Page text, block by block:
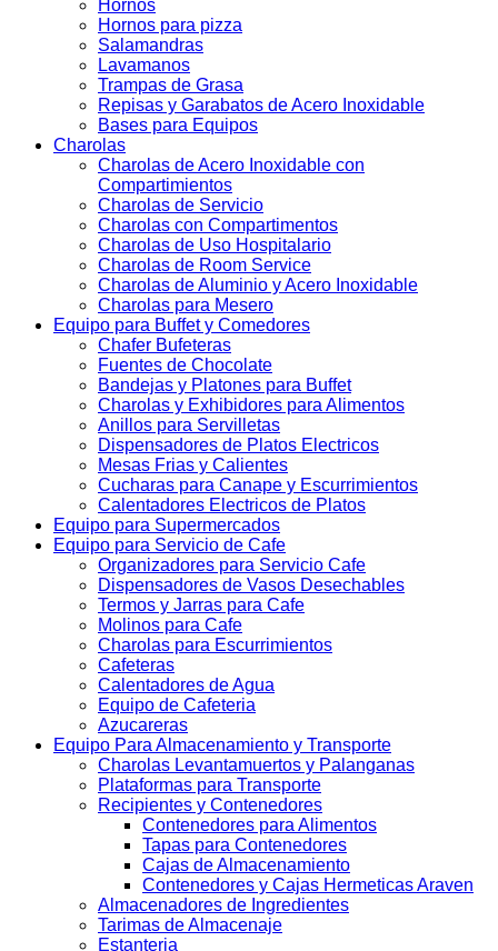
Hornos
Hornos para pizza
Salamandras
Lavamanos
Trampas de Grasa
Repisas y Garabatos de Acero Inoxidable
Bases para Equipos
Charolas
Charolas de Acero Inoxidable con
Compartimientos
Charolas de Servicio
Charolas con Compartimentos
Charolas de Uso Hospitalario
Charolas de Room Service
Charolas de Aluminio y Acero Inoxidable
Charolas para Mesero
Equipo para Buffet y Comedores
Chafer Bufeteras
Fuentes de Chocolate
Bandejas y Platones para Buffet
Charolas y Exhibidores para Alimentos
Anillos para Servilletas
Dispensadores de Platos Electricos
Mesas Frias y Calientes
Cucharas para Canape y Escurrimientos
Calentadores Electricos de Platos
Equipo para Supermercados
Equipo para Servicio de Cafe
Organizadores para Servicio Cafe
Dispensadores de Vasos Desechables
Termos y Jarras para Cafe
Molinos para Cafe
Charolas para Escurrimientos
Cafeteras
Calentadores de Agua
Equipo de Cafeteria
Azucareras
Equipo Para Almacenamiento y Transporte
Charolas Levantamuertos y Palanganas
Plataformas para Transporte
Recipientes y Contenedores
Contenedores para Alimentos
Tapas para Contenedores
Cajas de Almacenamiento
Contenedores y Cajas Hermeticas Araven
Almacenadores de Ingredientes
Tarimas de Almacenaje
Estanteria